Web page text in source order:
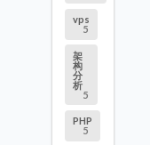
vps
5
架
构
分
析
5
PHP
5